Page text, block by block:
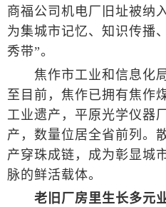
商福公司机电厂旧址被纳
为集城市记忆、知识传播
秀带”。
焦作市工业和信息化局
至目前，焦作已拥有焦作
工业遗产，平原光学仪器
产，数量位居全省前列。
产穿珠成链，成为彰显城
脉的鲜活载体。
老旧厂房里生长多元